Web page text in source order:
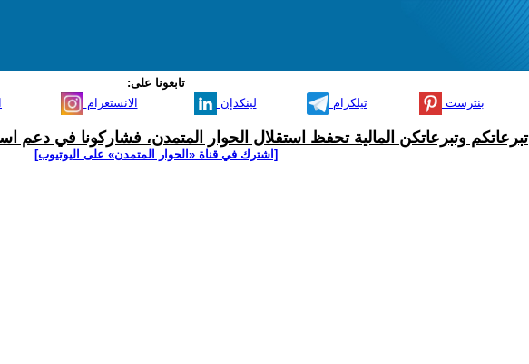
تابعونا على:
الانستغرام لينكدإن تيلكرام بنترست
تبرعاتكم وتبرعاتكن المالية تحفظ استقلال الحوار المتمدن، فشاركونا في دعم
[اشترك في قناة ‫«الحوار المتمدن» على اليوتيوب]